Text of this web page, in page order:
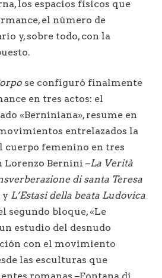
los espacios físicos que
el número de
y, sobre todo, con la
se configuró finalmente
en tres actos: el
«Berniniana», resume en
entrelazados la
cuerpo femenino en tres
Lorenzo Bernini –La Verità
di santa Teresa
y L’Estasi della beata Ludovica
segundo bloque, «Le
estudio del desnudo
con el movimiento
las esculturas que